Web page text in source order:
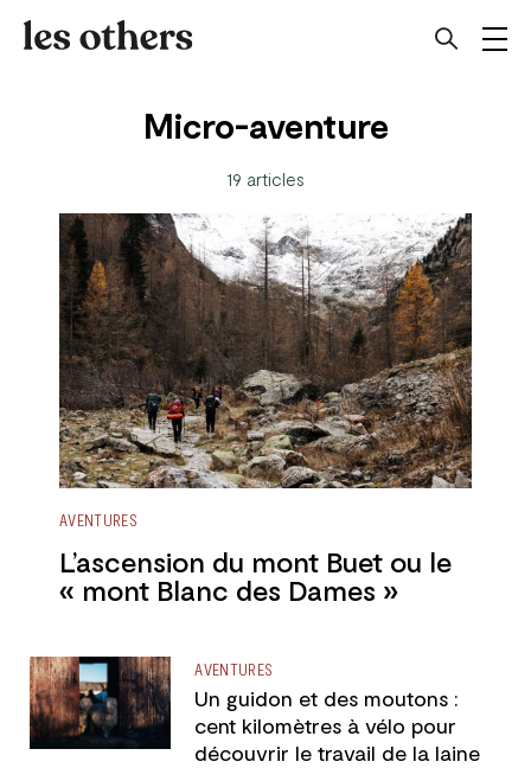
Micro-aventure
19 articles
AVENTURES
L’ascension du mont Buet ou le
« mont Blanc des Dames »
AVENTURES
Un guidon et des moutons :
cent kilomètres à vélo pour
découvrir le travail de la laine